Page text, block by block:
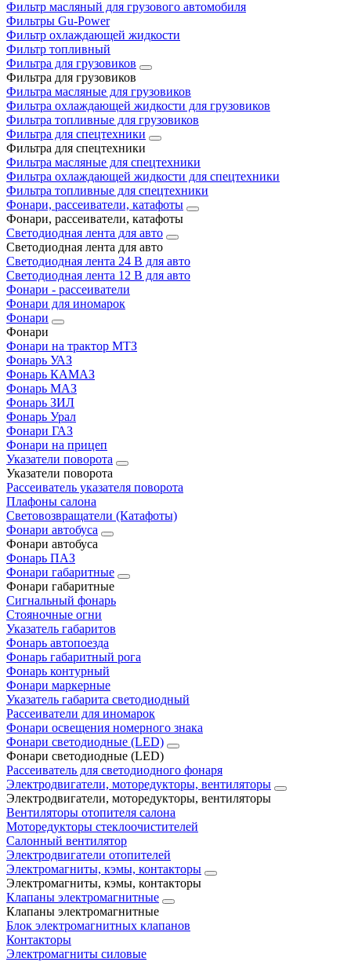
Фильтр масляный для грузового автомобиля
Фильтры Gu-Power
Фильтр охлаждающей жидкости
Фильтр топливный
Фильтра для грузовиков
Фильтра для грузовиков
Фильтра масляные для грузовиков
Фильтра охлаждающей жидкости для грузовиков
Фильтра топливные для грузовиков
Фильтра для спецтехники
Фильтра для спецтехники
Фильтра масляные для спецтехники
Фильтра охлаждающей жидкости для спецтехники
Фильтра топливные для спецтехники
Фонари, рассеиватели, катафоты
Фонари, рассеиватели, катафоты
Светодиодная лента для авто
Светодиодная лента для авто
Светодиодная лента 24 В для авто
Светодиодная лента 12 В для авто
Фонари - рассеиватели
Фонари для иномарок
Фонари
Фонари
Фонари на трактор МТЗ
Фонарь УАЗ
Фонарь КАМАЗ
Фонарь МАЗ
Фонарь ЗИЛ
Фонарь Урал
Фонари ГАЗ
Фонари на прицеп
Указатели поворота
Указатели поворота
Рассеиватель указателя поворота
Плафоны салона
Световозвращатели (Катафоты)
Фонари автобуса
Фонари автобуса
Фонарь ПАЗ
Фонари габаритные
Фонари габаритные
Сигнальный фонарь
Стояночные огни
Указатель габаритов
Фонарь автопоезда
Фонарь габаритный рога
Фонарь контурный
Фонари маркерные
Указатель габарита светодиодный
Рассеиватели для иномарок
Фонари освещения номерного знака
Фонари светодиодные (LED)
Фонари светодиодные (LED)
Рассеиватель для светодиодного фонаря
Электродвигатели, моторедукторы, вентиляторы
Электродвигатели, моторедукторы, вентиляторы
Вентиляторы отопителя салона
Моторедукторы стеклоочистителей
Салонный вентилятор
Электродвигатели отопителей
Электромагниты, кэмы, контакторы
Электромагниты, кэмы, контакторы
Клапаны электромагнитные
Клапаны электромагнитные
Блок электромагнитных клапанов
Контакторы
Электромагниты силовые